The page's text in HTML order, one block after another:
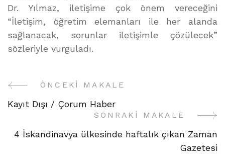
Dr. Yılmaz, iletişime çok önem vereceğini
“İletişim, öğretim elemanları ile her alanda
sağlanacak, sorunlar iletişimle çözülecek”
sözleriyle vurguladı.
YazıÖNCEKI MAKALE
Kayıt Dışı / Çorum Haber
SONRAKI MAKALE
‎4 İskandinavya ülkesinde haftalık çıkan Zaman
Gazetesi